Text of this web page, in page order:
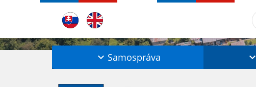
Samospráva